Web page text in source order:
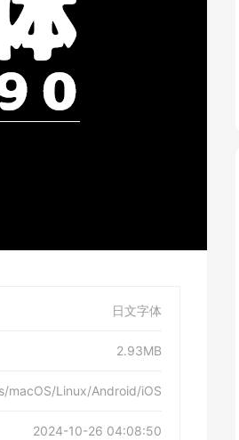
日文字体
2.93MB
macOS/Linux/Android/iOS
2024-10-26 04:08:50